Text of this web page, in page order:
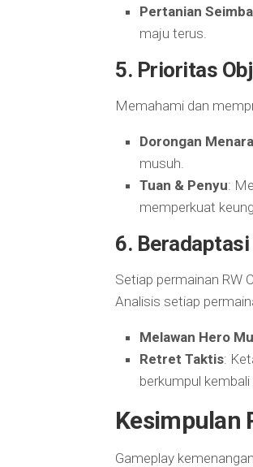
Pertanian
maju terus.
5. Prioritas
Memahami dan
Dorongan Menara
musuh.
Tuan & Penyu:
memperkuat
6.
Setiap permainan RW
Analisis setiap
Melawan Hero
Retret Taktis:
berkumpul
Kesimpulan
Gameplay